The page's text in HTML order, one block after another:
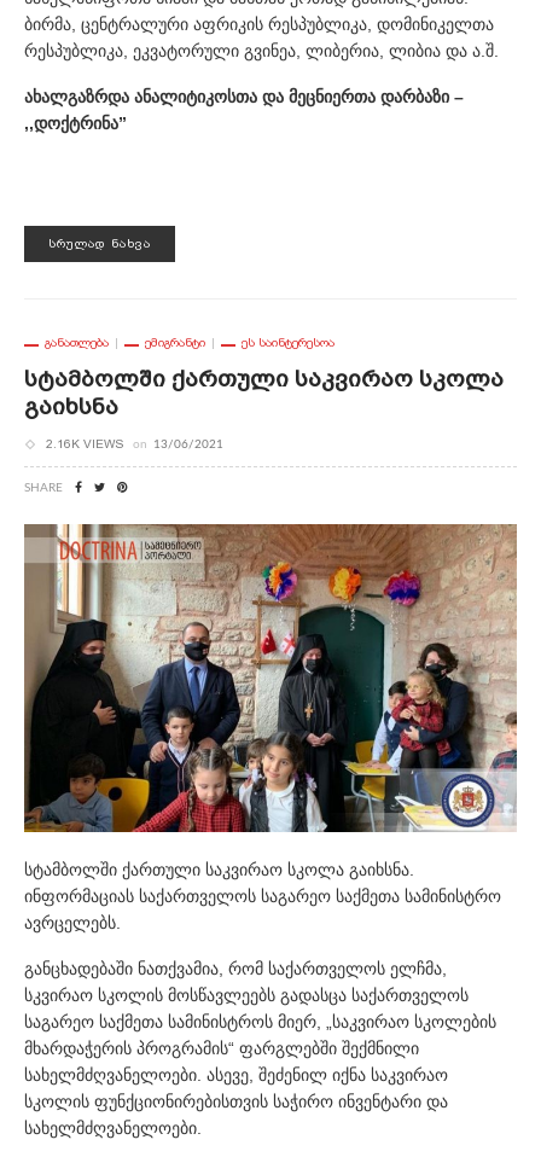
ბირმა, ცენტრალური აფრიკის რესპუბლიკა, დომინიკელთა
რესპუბლიკა, ეკვატორული გვინეა, ლიბერია, ლიბია და ა.შ.
ახალგაზრდა ანალიტიკოსთა და მეცნიერთა დარბაზი –
,,დოქტრინა”
ᲡᲠᲣᲚᲐᲓ ᲜᲐᲮᲕᲐ
ᲒᲐᲜᲐᲗᲚᲔᲑᲐ ᲔᲛᲘᲒᲠᲐᲜᲢᲘ ᲔᲡ ᲡᲐᲘᲜᲢᲔᲠᲔᲡᲝᲐ
Სტამბოლში Ქართული Საკვირაო Სკოლა
Გაიხსნა
2.16K VIEWS on 13/06/2021
SHARE
სტამბოლში ქართული საკვირაო სკოლა გაიხსნა.
ინფორმაციას საქართველოს საგარეო საქმეთა სამინისტრო
ავრცელებს.
განცხადებაში ნათქვამია, რომ საქართველოს ელჩმა,
სკვირაო სკოლის მოსწავლეებს გადასცა საქართველოს
საგარეო საქმეთა სამინისტროს მიერ, „საკვირაო სკოლების
მხარდაჭერის პროგრამის“ ფარგლებში შექმნილი
სახელმძღვანელოები. ასევე, შეძენილ იქნა საკვირაო
სკოლის ფუნქციონირებისთვის საჭირო ინვენტარი და
სახელმძღვანელოები.